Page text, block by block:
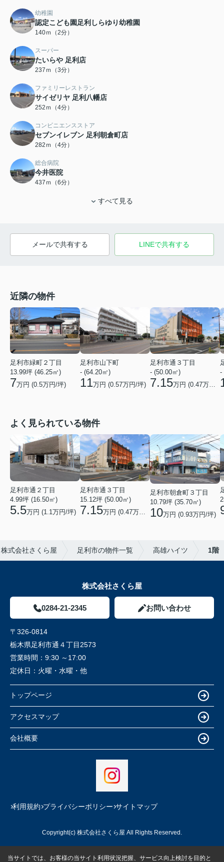
幼稚園
認定こども園足利しらゆり幼稚園
140ｍ（2分）
スーパー
たいらや 足利店
237ｍ（3分）
ファミリーレストラン
サイゼリヤ 足利八幡店
252ｍ（4分）
コンビニエンスストア
セブンイレブン 足利朝倉町店
282ｍ（4分）
総合病院
今井医院
437ｍ（6分）
すべて見る
メールで共有する LINEで共有する
近隣の物件
足利市緑町２丁目
13.99坪 (46.25㎡)
7万円 (0.5万円/坪)
足利市山下町
- (64.20㎡)
11万円 (0.57万円/坪)
足利市通３丁目
- (50.00㎡)
7.15万円 (0.47万円/坪)
-
よく見られている物件
足利市通２丁目
4.99坪 (16.50㎡)
5.5万円 (1.1万円/坪)
足利市通３丁目
15.12坪 (50.00㎡)
7.15万円 (0.47万円/坪)
足利市朝倉町３丁目
10.79坪 (35.70㎡)
10万円 (0.93万円/坪)
式会社さくら屋 足利市の物件一覧 高雄ハイツ 1階
株式会社さくら屋
0284-21-2345 お問い合わせ
〒326-0814
栃木県足利市通４丁目2573
営業時間： 9:30 ～17:00
定休日： 火曜・水曜・他
トップページ
アクセスマップ
会社概要
利用規約 プライバシーポリシー サイトマップ
Copyright(c) 株式会社さくら屋 All Rights Reserved.
当サイトでは、お客様の当サイト利用状況把握、サービス向上検討を目的と